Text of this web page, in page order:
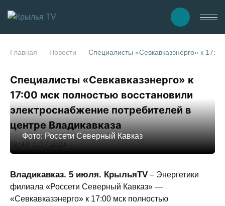
Главная Новости Специалисты «Севкавказэнерго» к
Специалисты «Севкавказэнерго» к
17:00 мск полностью восстановили
электроснабжение потребителей в
центре Владикавказа
18:46 5.07.2024
Фото: Россети Северный Кавказ
Владикавказ. 5 июля. КрыльяTV – Энергетики
филиала «Россети Северный Кавказ» —
«Севкавказэнерго» к 17:00 мск полностью